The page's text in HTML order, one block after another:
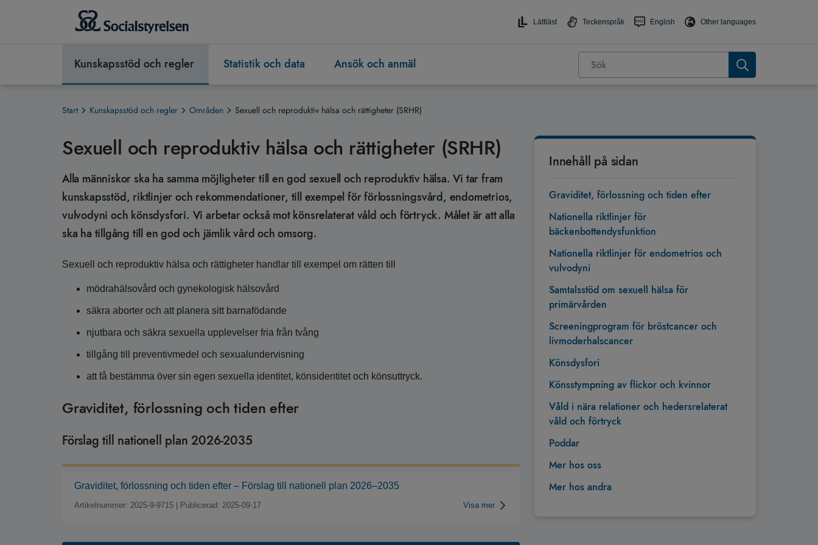
Lättläst Teckenspråk English Other languages
Kunskapsstöd och regler Statistik och data Ansök och anmäl
Start Kunskapsstöd och regler Områden Sexuell och reproduktiv hälsa och rättigheter (SRHR)
Innehåll på sidan
Graviditet, förlossning och tiden efter
Nationella riktlinjer för
bäckenbottendysfunktion
Nationella riktlinjer för endometrios och
vulvodyni
Samtalsstöd om sexuell hälsa för
primärvården
Screeningprogram för bröstcancer och
livmoderhalscancer
Könsdysfori
Könsstympning av flickor och kvinnor
Våld i nära relationer och hedersrelaterat
våld och förtryck
Poddar
Mer hos oss
Mer hos andra
Sexuell och reproduktiv hälsa och rättigheter (SRHR)
Alla människor ska ha samma möjligheter till en god sexuell och reproduktiv hälsa. Vi tar fram
kunskapsstöd, riktlinjer och rekommendationer, till exempel för förlossningsvård, endometrios,
vulvodyni och könsdysfori. Vi arbetar också mot könsrelaterat våld och förtryck. Målet är att alla
ska ha tillgång till en god och jämlik vård och omsorg.
Sexuell och reproduktiv hälsa och rättigheter handlar till exempel om rätten till
mödrahälsovård och gynekologisk hälsovård
säkra aborter och att planera sitt barnafödande
njutbara och säkra sexuella upplevelser fria från tvång
tillgång till preventivmedel och sexualundervisning
att få bestämma över sin egen sexuella identitet, könsidentitet och könsuttryck.
Graviditet, förlossning och tiden efter
Förslag till nationell plan 2026-2035
Graviditet, förlossning och tiden efter – Förslag till nationell plan 2026–2035
Artikelnummer: 2025-9-9715 Publicerad: 2025-09-17 Visa mer